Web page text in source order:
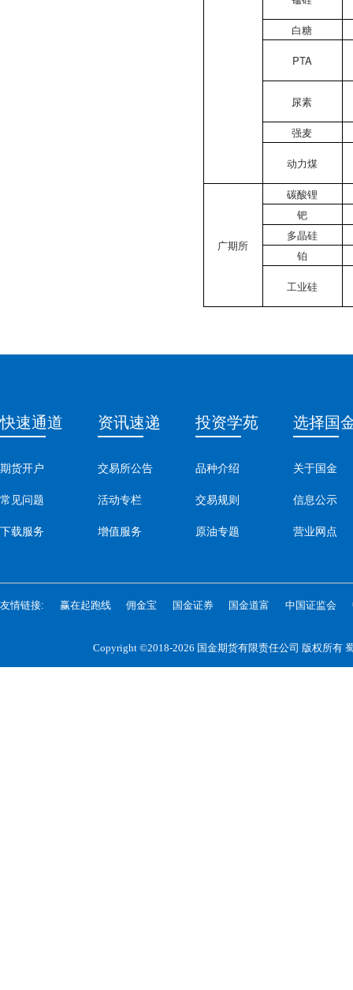
白糖
PTA
尿素
强麦
动力煤
广期所
碳酸锂
钯
多晶硅
铂
工业硅
快速通道
期货开户
常见问题
下载服务
资讯速递
交易所公告
活动专栏
增值服务
投资学苑
品种介绍
交易规则
原油专题
选择国
关于国金
信息公示
营业网点
友情链接: 赢在起跑线 佣金宝 国金证券 国金道富 中国证监会
Copyright ©2018-2026 国金期货有限责任公司 版权所有